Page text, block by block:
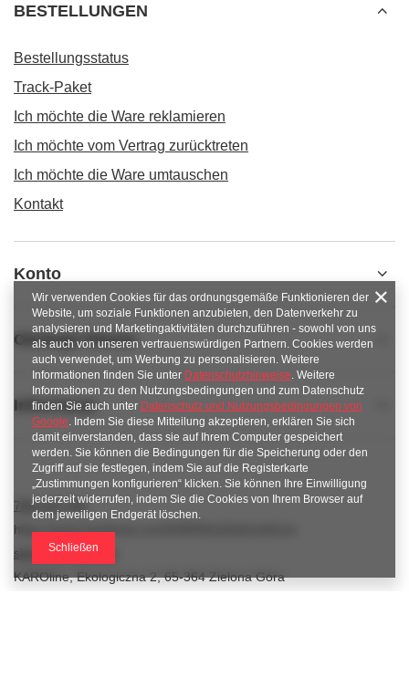
BESTELLUNGEN
Bestellungsstatus
Track-Paket
Ich möchte die Ware reklamieren
Ich möchte vom Vertrag zurücktreten
Ich möchte die Ware umtauschen
Kontakt
Konto
Obsługa klienta
Informacje
789 221 795
https://www.facebook.com/KAROlineZielonaGora
sklep@karoline.pl
KAROline,Ekologiczna 2,65-364Zielona Góra
Wir verwenden Cookies für das ordnungsgemäße Funktionieren der
Website, um soziale Funktionen anzubieten, den Datenverkehr zu
analysieren und Marketingaktivitäten durchzuführen - sowohl von uns
als auch von unseren vertrauenswürdigen Partnern. Cookies werden
auch verwendet, um Werbung zu personalisieren. Weitere
Informationen finden Sie unter Datenschutzhinweise. Weitere
Informationen zu den Nutzungsbedingungen und zum Datenschutz
finden Sie auch unter Datenschutz und Nutzungsbedingungen von
Google. Indem Sie diese Mitteilung akzeptieren, erklären Sie sich
damit einverstanden, dass sie auf Ihrem Computer gespeichert
werden. Sie können die Bedingungen für die Speicherung oder den
Zugriff auf sie festlegen, indem Sie auf die Registerkarte
„Zustimmungen konfigurieren“ klicken. Sie können Ihre Einwilligung
jederzeit widerrufen, indem Sie die Cookies von Ihrem Browser auf
dem jeweiligen Endgerät löschen.
Schließen